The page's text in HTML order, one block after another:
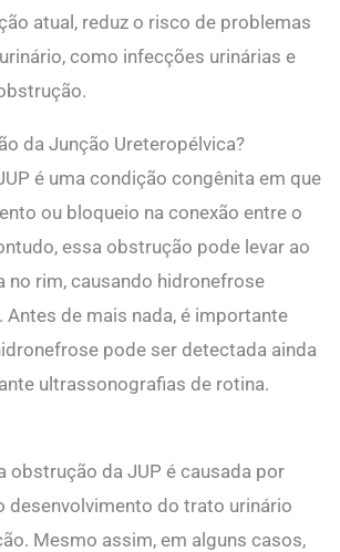
atual, reduz o risco de problemas
como infecções urinárias e
da Junção Ureteropélvica?
é uma condição congênita em que
ou bloqueio na conexão entre o
essa obstrução pode levar ao
no rim, causando hidronefrose
Antes de mais nada, é importante
pode ser detectada ainda
ultrassonografias de rotina.
obstrução da JUP é causada por
desenvolvimento do trato urinário
Mesmo assim, em alguns casos,